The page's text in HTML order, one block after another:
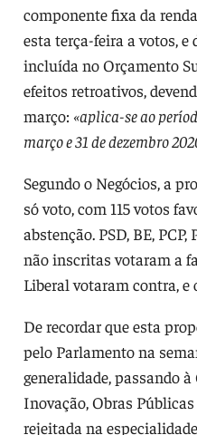
componente fixa da
esta terça-feira a votos, e
incluída no Orçamento
efeitos retroativos,
março: «aplica-se ao
março e 31 de dezembro
Segundo o Negócios, a
só voto, com 115 votos
abstenção. PSD, BE,
não inscritas votaram a
Liberal votaram contra, e
De recordar que esta
pelo Parlamento na
generalidade, passando
Inovação, Obras
rejeitada na